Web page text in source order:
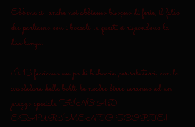
Ebbene sì...anche noi abbiamo bisogno di ferie, il fatto
che parliamo con i boccali...e questi ci rispondono la
dice lunga...
Il 13 facciamo un po di bisboccia per salutarci, con la
svuotatura delle botti, le nostre birre saranno ad un
prezzo speciale FINO AD
ESAURIMENTO SCORTE!